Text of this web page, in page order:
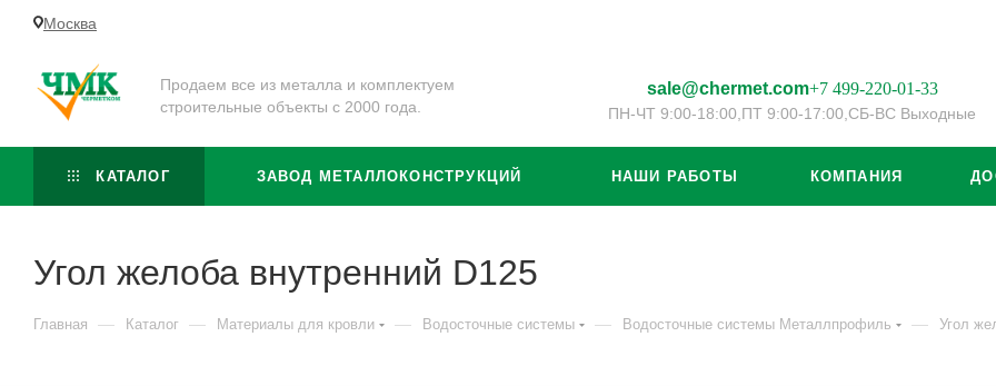
Москва
Продаем все из металла и комплектуем
строительные объекты с 2000 года.
sale@chermet.com+7 499-220-01-33
ПН-ЧТ 9:00-18:00, ПТ 9:00-17:00, СБ-ВС Выходные
КАТАЛОГ ЗАВОД МЕТАЛЛОКОНСТРУКЦИЙ НАШИ РАБОТЫ КОМПАНИЯ
Угол желоба внутренний D125
Главная — Каталог — Материалы для кровли — Водосточные системы — Водосточные системы Металлпрофиль — Угол